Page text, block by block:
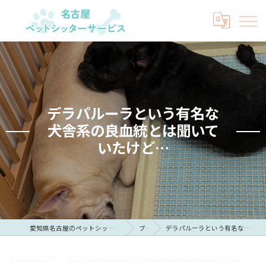
デラパルーラという有名な
犬舎系の良血統とは聞いて
いたけど…
愛知県名古屋のペットシッターなら名古屋ペットシッターサービス ブログ デラパルーラという有名な犬舎系の良血統とは聞いていたけど…